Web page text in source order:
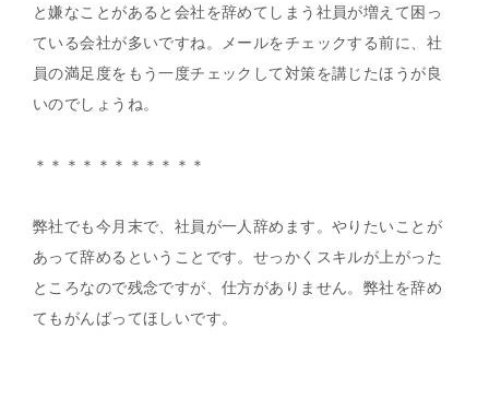
と嫌なことがあると会社を辞めてしまう社員が増えて困っ
ている会社が多いですね。メールをチェックする前に、社
員の満足度をもう一度チェックして対策を講じたほうが良
いのでしょうね。
＊＊＊＊＊＊＊＊＊＊＊
弊社でも今月末で、社員が一人辞めます。やりたいことが
あって辞めるということです。せっかくスキルが上がった
ところなので残念ですが、仕方がありません。弊社を辞め
てもがんばってほしいです。